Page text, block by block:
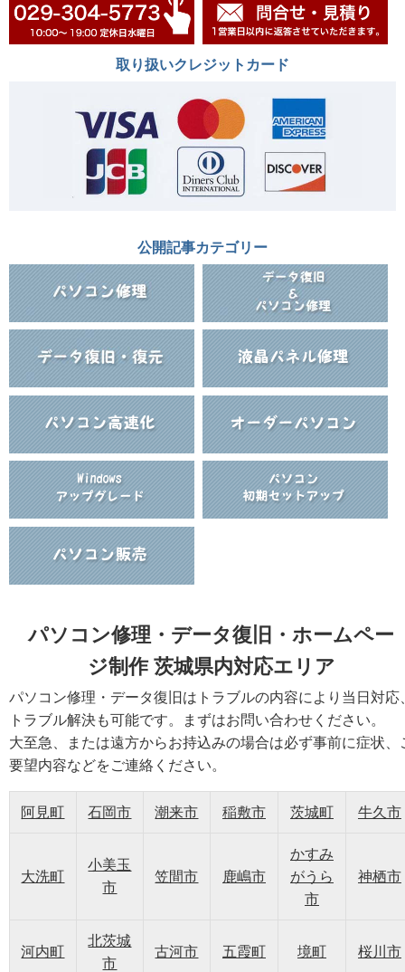
取り扱いクレジットカード
公開記事カテゴリー
パソコン修理・データ復旧・ホームペー
ジ制作 茨城県内対応エリア
パソコン修理・データ復旧はトラブルの内容により当日対応
トラブル解決も可能です。まずはお問い合わせください。
大至急、または遠方からお持込みの場合は必ず事前に症状、
要望内容などをご連絡ください。
阿見町 石岡市 潮来市 稲敷市 茨城町 牛久市
大洗町
小美玉
市
笠間市 鹿嶋市
かすみ
がうら
市
神栖市
河内町
北茨城
市
古河市 五霞町 境町 桜川市